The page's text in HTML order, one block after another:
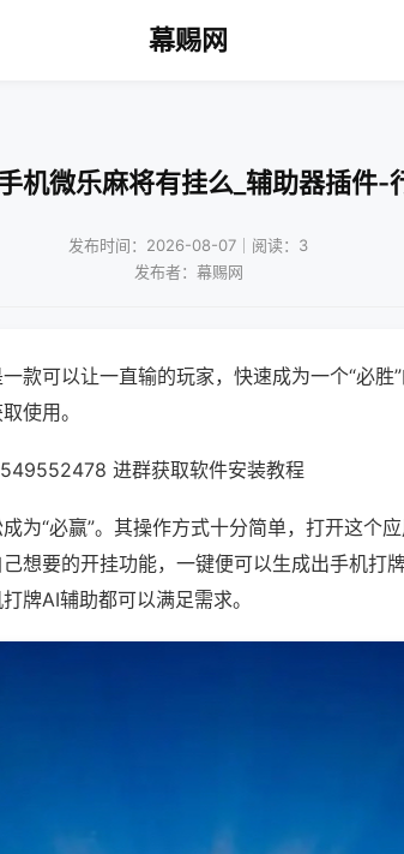
幕赐网
机微乐麻将有挂么_辅助器插件-
发布时间：2026-08-07｜阅读：3
发布者：幕赐网
款可以让一直输的玩家，快速成为一个“必胜
使用。
进群获取软件安装教程
为“必赢”。其操作方式十分简单，打开这个
想要的开挂功能，一键便可以生成出手机打
牌AI辅助都可以满足需求。